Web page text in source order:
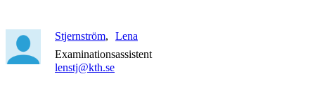
Stjernström
Lena
Examinationsassistent
lenstj@kth.se